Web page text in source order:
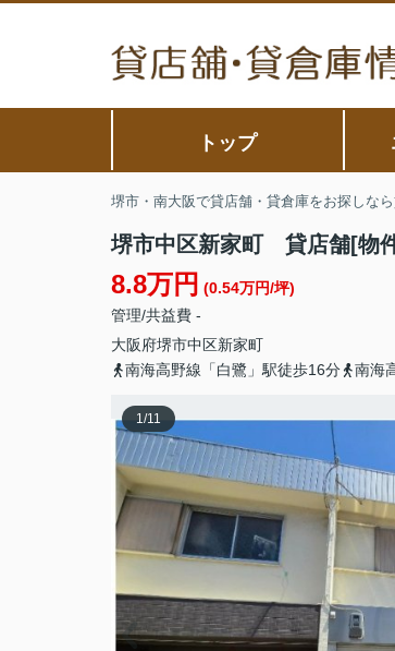
トップ
堺市・南大阪で貸店舗・貸倉庫をお探しな
堺市中区新家町 貸店舗[物
8.8万円 (0.54万円/坪)
管理/共益費 -
大阪府堺市中区新家町
南海高野線「白鷺」駅徒歩16分
南海
1/11